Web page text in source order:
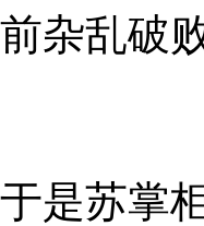
前杂乱破
于是苏掌